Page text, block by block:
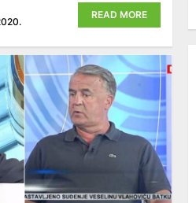
READ MORE